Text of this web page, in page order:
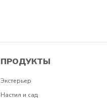
ПРОДУКТЫ
Экстерьер
Настил и сад